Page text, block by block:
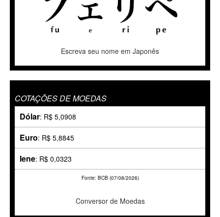
Escreva seu nome em Japonês
COTAÇÕES DE MOEDAS
Dólar: R$ 5,0908
Euro: R$ 5,8845
Iene: R$ 0,0323
Fonte: BCB (07/08/2026)
Conversor de Moedas